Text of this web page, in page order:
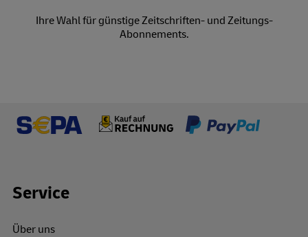
Ihre Wahl für günstige Zeitschriften- und Zeitungs-
Abonnements.
Footer Links
Service
Über uns